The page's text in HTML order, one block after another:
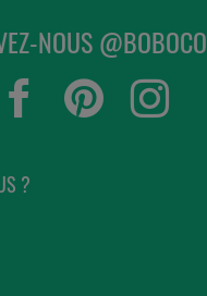
?
NOUS @BOBOCO